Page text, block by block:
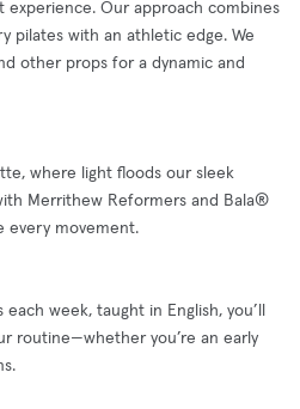
Our approach combines
pilates with an athletic edge. We
other props for a dynamic and
where light floods our sleek
Merrithew Reformers and Bala®
every movement.
week, taught in English, you’ll
routine—whether you’re an early